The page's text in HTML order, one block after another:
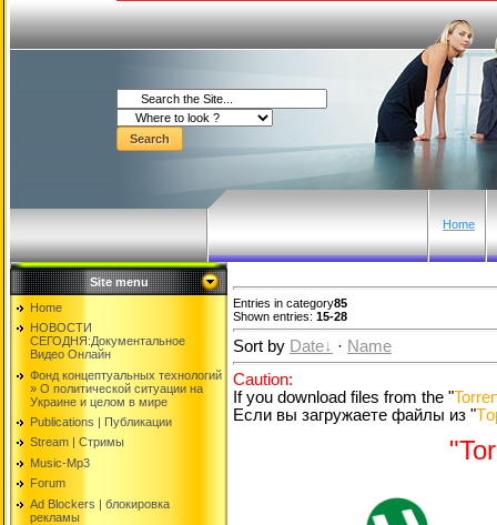
Home
Site menu
Home
НОВОСТИ
СЕГОДНЯ:Документальнoе
Видео Oнлайн
Фонд концептуальных технологий
» O политической ситуации на
Украине и целом в мире
Publications | Публикации
Stream | Стримы
Music-Mp3
Forum
Ad Blockers | блокировкa
рекламы
Entries in category85
Shown entries: 15-28
Sort by Date · Name
Caution:
If you download files from the "
Если вы загружаете файлы из "